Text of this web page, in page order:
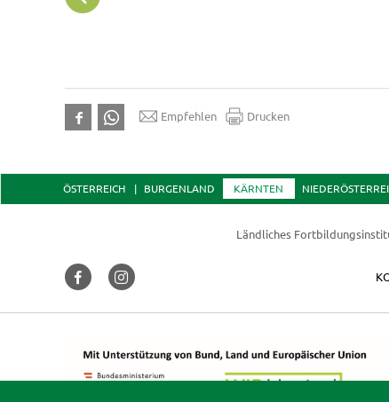
Empfehlen Drucken
ÖSTERREICH BURGENLAND KÄRNTEN
Ländliches